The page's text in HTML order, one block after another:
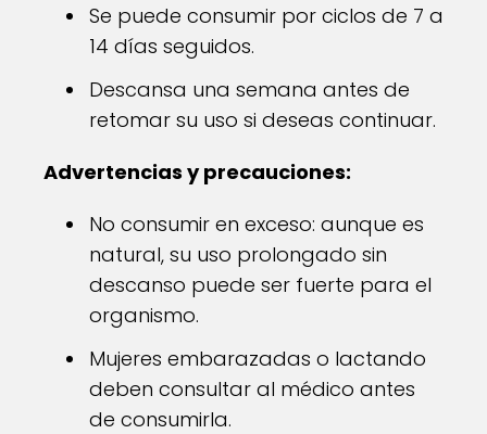
Se puede consumir por ciclos de 7 a
14 días seguidos.
Descansa una semana antes de
retomar su uso si deseas continuar.
Advertencias y precauciones:
No consumir en exceso: aunque es
natural, su uso prolongado sin
descanso puede ser fuerte para el
organismo.
Mujeres embarazadas o lactando
deben consultar al médico antes
de consumirla.